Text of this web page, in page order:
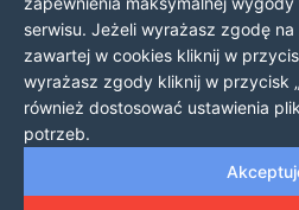
ul. Krakowska 44
KONTAKT Z
Telefon: 12
Email:
GODZINY
serwisu. Jeżeli wyrażasz zgodę
zawartej w cookies kliknij w
wyrażasz zgody kliknij w przycisk
również dostosować ustawienia
potrzeb.